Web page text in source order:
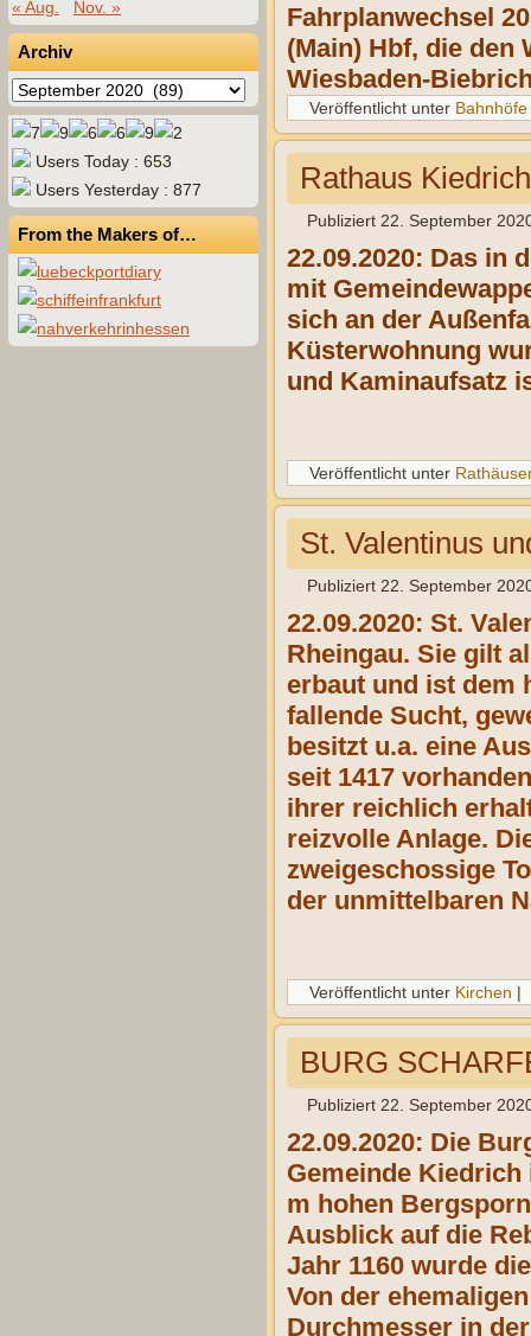
« Aug.
Nov. »
Archiv
Archiv
Users Today : 653
Users Yesterday : 877
From the Makers of…
Fahrplanwechsel
(Main) Hbf, die den
Wiesbaden-
Veröffentlicht unter Bahnhöfe
Rathaus Kiedrich
Publiziert 22. September
22.09.2020: Das in
mit
sich an der
Küsterwohnung
und Kaminaufsatz
Veröffentlicht unter
St. Valentinus
Publiziert 22. September
22.09.2020: St.
Rheingau. Sie gilt
erbaut und ist dem
fallende Sucht,
besitzt u.a. eine
seit 1417
ihrer reichlich
reizvolle Anlage.
zweigeschossige
der unmittelbaren
Veröffentlicht unter Kirchen |
BURG
Publiziert 22. September
22.09.2020: Die
Gemeinde Kiedrich
m hohen
Ausblick auf die
Jahr 1160 wurde
Von der
Durchmesser in